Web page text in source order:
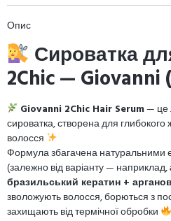
Опис
Сироватка
2Chic — Giovanni
Giovanni 2Chic Hair Serum— це
сироватка, створена для глибокого
волосся
Формула збагачена натуральними
(залежно від варіанту — наприклад,
бразильський кератин +
зволожують волосся, борються з
захищають від термічної обробки